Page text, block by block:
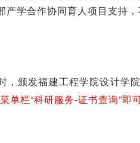
产学合作协同育人项目支持
，颁发福建工程学院设计学
单栏“科研服务-证书查询”即